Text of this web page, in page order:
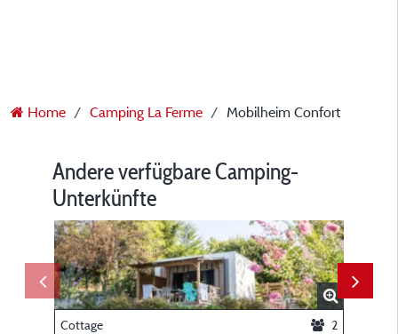
Home Camping La Ferme Mobilheim Confort
Andere verfügbare Camping-
Unterkünfte
Cottage 2